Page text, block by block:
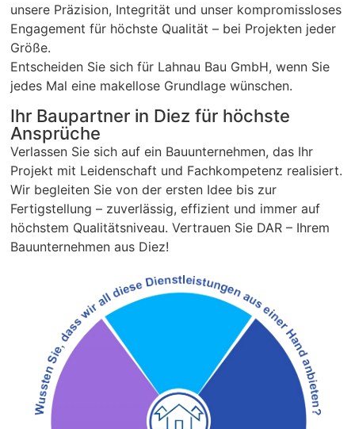
unsere Präzision, Integrität und unser kompromissloses
Engagement für höchste Qualität – bei Projekten jeder
Größe.
Entscheiden Sie sich für Lahnau Bau GmbH, wenn Sie
jedes Mal eine makellose Grundlage wünschen.
Ihr Baupartner in Diez für höchste
Ansprüche
Verlassen Sie sich auf ein Bauunternehmen, das Ihr
Projekt mit Leidenschaft und Fachkompetenz realisiert.
Wir begleiten Sie von der ersten Idee bis zur
Fertigstellung – zuverlässig, effizient und immer auf
höchstem Qualitätsniveau. Vertrauen Sie DAR – Ihrem
Bauunternehmen aus Diez!